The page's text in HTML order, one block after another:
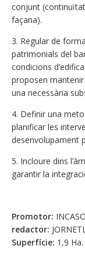
conjunt
façana).
3. Regular de
patrimonials del
condicions
proposen mantenir
una necessària
4. Definir una
planificar les
desenvolupament
5. Incloure dins
garantir la
Promotor:
redactor:
Superfície: 1,9 Ha.